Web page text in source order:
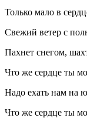
Только мало в
Свежий ветер с
Пахнет снегом,
Что же сердце ты
Надо ехать нам на
Что же сердце ты